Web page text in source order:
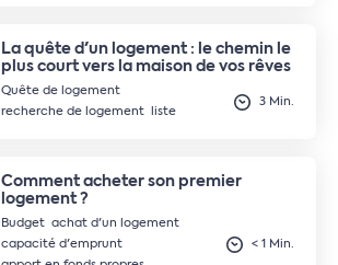
La quête d'un logement : le chemin le
plus court vers la maison de vos rêves
Quête de logement
recherche de logement
liste
3 Min.
Comment acheter son premier
logement ?
Budget achat d'un logement
capacité d'emprunt
< 1 Min.